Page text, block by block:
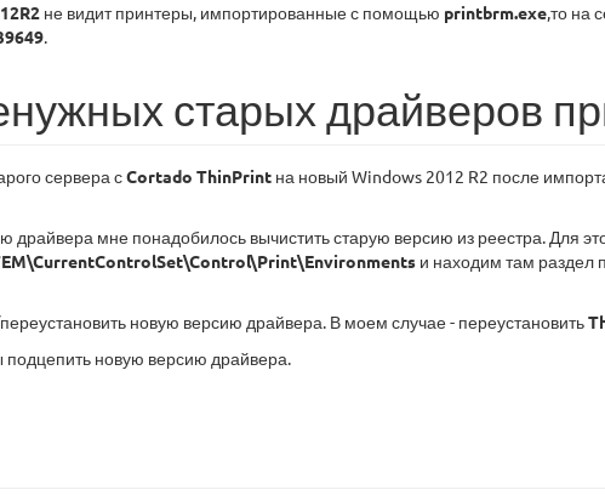
не видит принтеры, импортированные с помощью printbrm.exe,то на
.
старых драйверов
сервера сCortado ThinPrint на новый Windows 2012 R2 после
драйвера мне понадобилось вычистить старую версию из реестра. Для
и находим там раздел
новую версию драйвера. В моем случае - переустановить
подцепить новую версию драйвера.